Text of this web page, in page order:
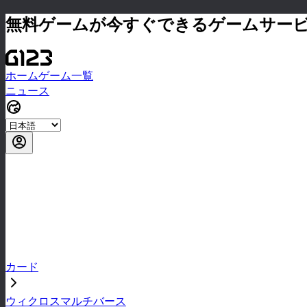
無料ゲームが今すぐできるゲームサー
ホームゲーム一覧
ニュース
カード
ウィクロスマルチバース